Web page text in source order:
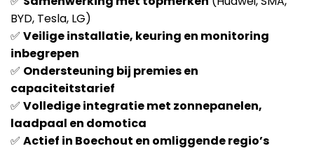
BYD, Tesla, LG)
✅ Veilige installatie, keuring en monitoring
inbegrepen
✅ Ondersteuning bij premies en
capaciteitstarief
✅ Volledige integratie met zonnepanelen,
laadpaal en domotica
✅ Actief in Boechout en omliggende regio’s